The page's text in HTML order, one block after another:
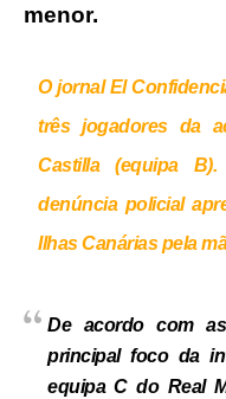
menor.
O jornal El
três jogadores da
Castilla (equipa
denúncia policial
Ilhas Canárias pela
De acordo com
principal foco da
equipa C do Real